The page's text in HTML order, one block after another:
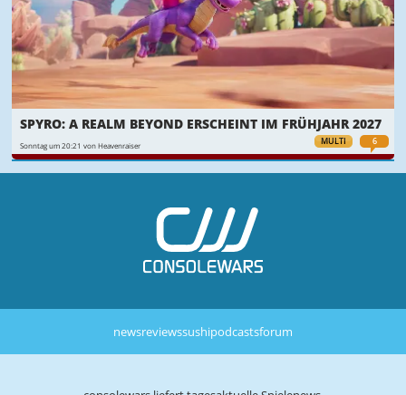
MULTI 6
SPYRO: A REALM BEYOND ERSCHEINT IM FRÜHJAHR 2027
Sonntag um 20:21 von Heavenraiser
newsreviewssushipodcastsforum